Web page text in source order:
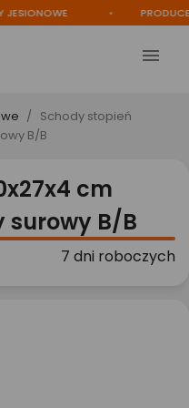
PRODUCENT

Schody stopień
B/B
cm
B/B
7 dni roboczych